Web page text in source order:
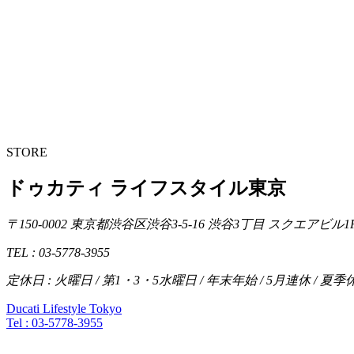
STORE
ドゥカティ ライフスタイル東京
〒150-0002 東京都渋谷区渋谷3-5-16 渋谷3丁目 スクエアビル
TEL : 03-5778-3955
定休日 : 火曜日 / 第1・3・5水曜日 / 年末年始 / 5月連休 / 夏季
Ducati Lifestyle Tokyo
Tel : 03-5778-3955